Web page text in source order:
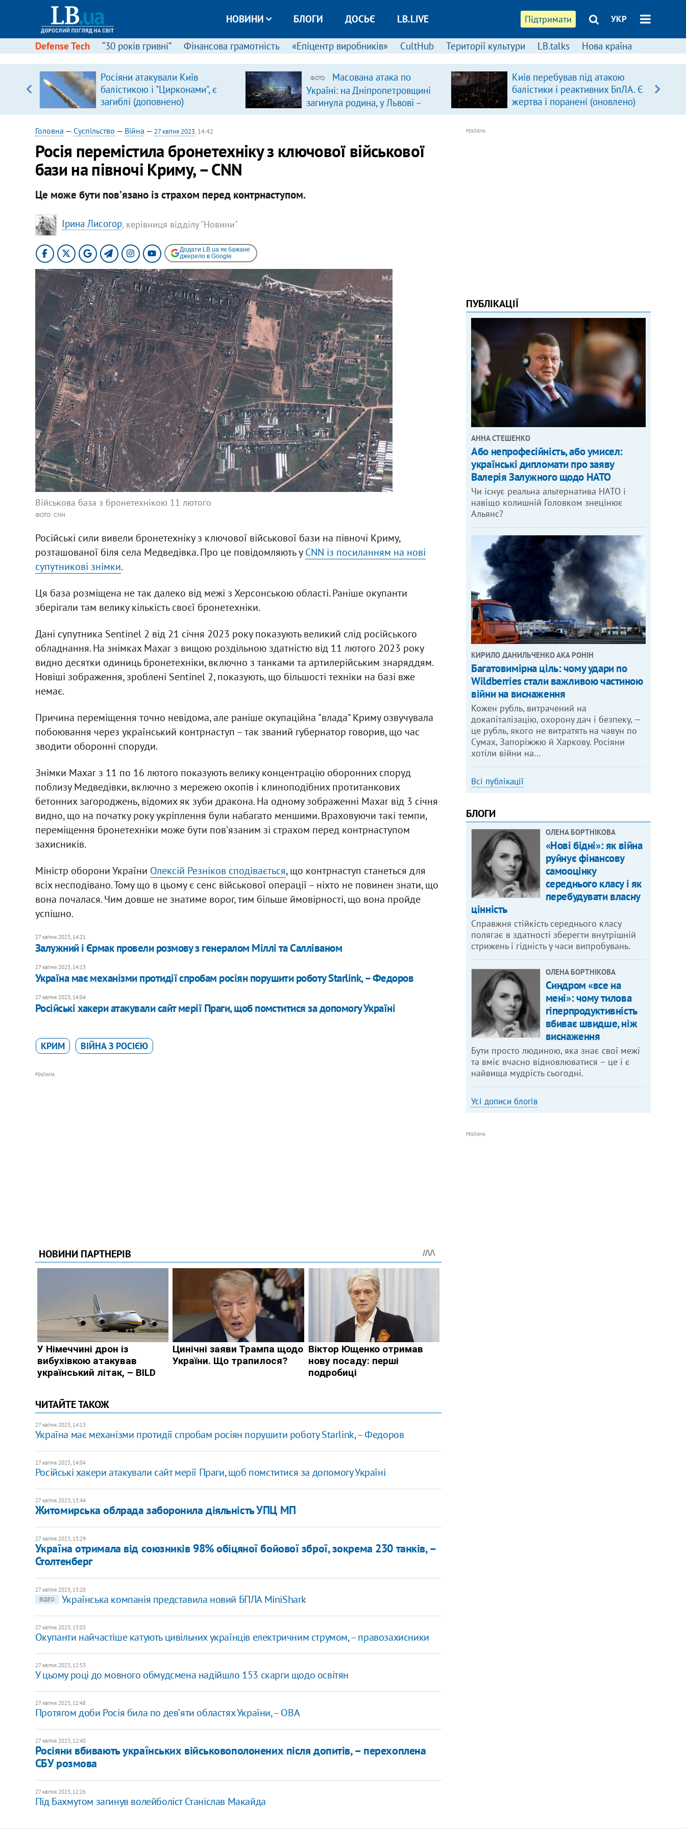
Підтримати УКР
НОВИНИ БЛОГИ ДОСЬЄ LB.LIVE
Defense Tech “30 років гривні” Фінансова грамотність «Епіцентр виробників» CultHub Території культури LB.talks Нова країна
Росіяни атакували Київ
балістикою і "Цирконами", є
загиблі (доповнено)
ФОТО
Масована атака по
Україні: на Дніпропетровщині
загинула родина, у Львові –
удар по багатоповерхівках
Київ перебував під атакою
балістики і реактивних БпЛА. Є
жертва і поранені (оновлено)
Головна — Суспільство — Війна — 27 квітня 2023, 14:42
Росія перемістила бронетехніку з ключової військової
бази на півночі Криму, – CNN
Це може бути повʼязано із страхом перед контрнаступом.
Ірина Лисогор, керівниця відділу "Новини"
Додати LB.ua як бажане
джерело в Google
Військова база з бронетехнікою 11 лютого
ФОТО: CNN
Російські сили вивели бронетехніку з ключової військової бази на півночі Криму,
розташованої біля села Медведівка. Про це повідомляють уCNN із посиланням на нові
супутникові знімки.
Ця база розміщена не так далеко від межі з Херсонською області. Раніше окупанти
зберігали там велику кількість своєї бронетехніки.
Дані супутника Sentinel 2 від 21 січня 2023 року показують великий слід російського
обладнання. На знімках Maxar з вищою роздільною здатністю від 11 лютого 2023 року
видно десятки одиниць бронетехніки, включно з танками та артилерійським знаряддям.
Новіші зображення, зроблені Sentinel 2, показують, що більшості техніки на базі вже
немає.
Причина переміщення точно невідома, але раніше окупаційна "влада" Криму озвучувала
побоювання через український контрнаступ – так званий губернатор говорив, що час
зводити оборонні споруди.
Знімки Maxar з 11 по 16 лютого показують велику концентрацію оборонних споруд
поблизу Медведівки, включно з мережею окопів і клиноподібних протитанкових
бетонних загороджень, відомих як зуби дракона. На одному зображенні Maxar від 3 січня
видно, що на початку року укріплення були набагато меншими. Враховуючи такі темпи,
переміщення бронетехніки може бути повʼязаним зі страхом перед контрнаступом
захисників.
Міністр оборони України Олексій Резніков сподівається, що контрнаступ станеться для
всіх несподівано. Тому що в цьому є сенс військової операції – ніхто не повинен знати, що
вона почалася. Чим довше не знатиме ворог, тим більше ймовірності, що вона пройде
успішно.
27 квітня 2023, 14:21
Залужний і Єрмак провели розмову з генералом Міллі та Салліваном
27 квітня 2023, 14:13
Україна має механізми протидії спробам росіян порушити роботу Starlink, – Федоров
27 квітня 2023, 14:04
Російські хакери атакували сайт мерії Праги, щоб помститися за допомогу Україні
КРИМ ВІЙНА З РОСІЄЮ
РЕКЛАМА
ЧИТАЙТЕ ТАКОЖ
27 квітня 2023, 14:13
Україна має механізми протидії спробам росіян порушити роботу Starlink, – Федоров
27 квітня 2023, 14:04
Російські хакери атакували сайт мерії Праги, щоб помститися за допомогу Україні
27 квітня 2023, 13:44
Житомирська облрада заборонила діяльність УПЦ МП
27 квітня 2023, 13:29
Україна отримала від союзників 98% обіцяної бойової зброї, зокрема 230 танків, –
Столтенберг
27 квітня 2023, 13:20
ВІДЕО
Українська компанія представила новий БПЛА MiniShark
27 квітня 2023, 13:03
Окупанти найчастіше катують цивільних українців електричним струмом, – правозахисники
27 квітня 2023, 12:53
У цьому році до мовного обмудсмена надійшло 153 скарги щодо освітян
27 квітня 2023, 12:48
Протягом доби Росія била по девʼяти областях України, – ОВА
27 квітня 2023, 12:40
Росіяни вбивають українських військовополонених після допитів, – перехоплена
СБУ розмова
27 квітня 2023, 12:26
Під Бахмутом загинув волейболіст Станіслав Макайда
РЕКЛАМА
ПУБЛІКАЦІЇ
АННА СТЕШЕНКО
Або непрофесійність, або умисел:
українські дипломати про заяву
Валерія Залужного щодо НАТО
Чи існує реальна альтернатива НАТО і
навіщо колишній Головком знецінює
Альянс?
КИРИЛО ДАНИЛЬЧЕНКО АКА РОНІН
Багатовимірна ціль: чому удари по
Wildberries стали важливою частиною
війни на виснаження
Кожен рубль, витрачений на
докапіталізацію, охорону дач і безпеку, —
це рубль, якого не витратять на чавун по
Сумах, Запоріжжю й Харкову. Росіяни
хотіли війни на…
Всі публікації
БЛОГИ
ОЛЕНА БОРТНІКОВА
«Нові бідні»: як війна
руйнує фінансову
самооцінку
середнього класу і як
перебудувати власну
цінність
Справжня стійкість середнього класу
полягає в здатності зберегти внутрішній
стрижень і гідність у часи випробувань.
ОЛЕНА БОРТНІКОВА
Синдром «все на
мені»: чому тилова
гіперпродуктивність
вбиває швидше, ніж
виснаження
Бути просто людиною, яка знає свої межі
та вміє вчасно відновлюватися – це і є
найвища мудрість сьогодні.
Усі дописи блогів
РЕКЛАМА